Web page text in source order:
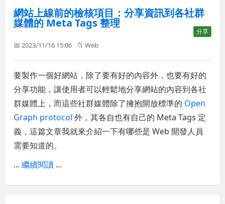
網站上線前的檢核項目：分享資訊到各社群
媒體的 Meta Tags 整理
分享
📅 2023/11/16 15:06 📁Web
要製作一個好網站，除了要有好的內容外，也要有好的
分享功能，讓使用者可以輕鬆地分享網站的內容到各社
群媒體上，而這些社群媒體除了擁抱開放標準的 Open
Graph protocol 外，其各自也有自己的 Meta Tags 定
義，這篇文章我就來介紹一下有哪些是 Web 開發人員
需要知道的。
...繼續閱讀 ...